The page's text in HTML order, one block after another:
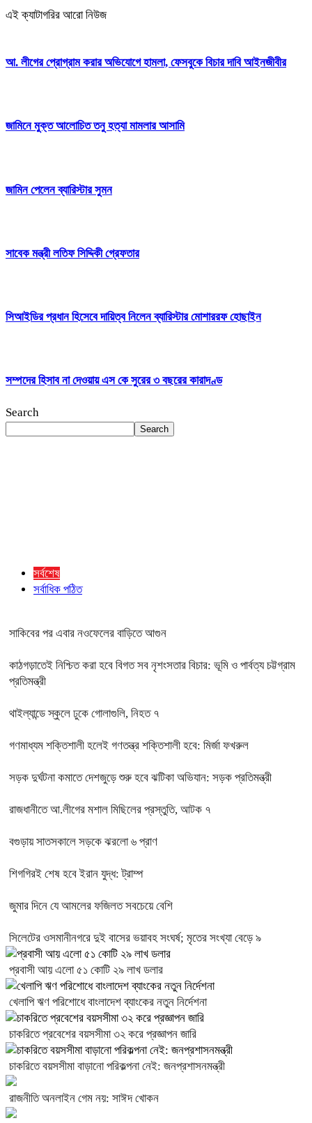
এই ক্যাটাগরির আরো নিউজ
আ. লীগের প্রোগ্রাম করার অভিযোগে হামলা, ফেসবুকে বিচার দাবি আইনজীবীর
জামিনে মুক্ত আলোচিত তনু হত্যা মামলার আসামি
জামিন পেলেন ব্যারিস্টার সুমন
সাবেক মন্ত্রী লতিফ সিদ্দিকী গ্রেফতার
সিআইডির প্রধান হিসেবে দায়িত্ব নিলেন ব্যারিস্টার মোশাররফ হোছাইন
সম্পদের হিসাব না দেওয়ায় এস কে সুরের ৩ বছরের কারাদণ্ড
Search
Search
সর্বশেষ
সর্বাধিক পঠিত
সাকিবের পর এবার নওফেলের বাড়িতে আগুন
কাঠগড়াতেই নিশ্চিত করা হবে বিগত সব নৃশংসতার বিচার: ভূমি ও পার্বত্য চট্টগ্রাম
প্রতিমন্ত্রী
থাইল্যান্ডে স্কুলে ঢুকে গোলাগুলি, নিহত ৭
গণমাধ্যম শক্তিশালী হলেই গণতন্ত্র শক্তিশালী হবে: মির্জা ফখরুল
সড়ক দুর্ঘটনা কমাতে দেশজুড়ে শুরু হবে ঝটিকা অভিযান: সড়ক প্রতিমন্ত্রী
রাজধানীতে আ.লীগের মশাল মিছিলের প্রস্তুতি, আটক ৭
বগুড়ায় সাতসকালে সড়কে ঝরলো ৬ প্রাণ
শিগগিরই শেষ হবে ইরান যুদ্ধ: ট্রাম্প
জুমার দিনে যে আমলের ফজিলত সবচেয়ে বেশি
সিলেটের ওসমানীনগরে দুই বাসের ভয়াবহ সংঘর্ষ; মৃতের সংখ্যা বেড়ে ৯
প্রবাসী আয় এলো ৫১ কোটি ২৯ লাখ ডলার
খেলাপি ঋণ পরিশোধে বাংলাদেশ ব্যাংকের নতুন নির্দেশনা
চাকরিতে প্রবেশের বয়সসীমা ৩২ করে প্রজ্ঞাপন জারি
চাকরিতে বয়সসীমা বাড়ানো পরিকল্পনা নেই: জনপ্রশাসনমন্ত্রী
রাজনীতি অনলাইন গেম নয়: সাঈদ খোকন